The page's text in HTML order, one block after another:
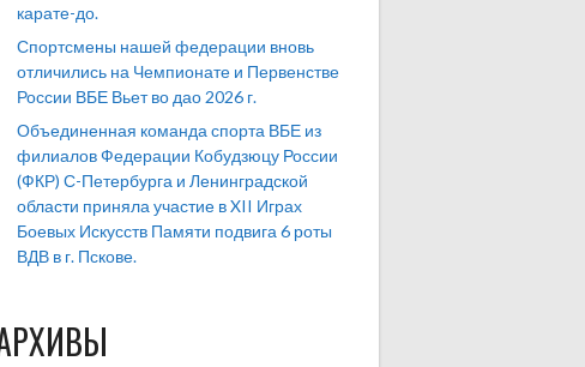
карате-до.
Спортсмены нашей федерации вновь
отличились на Чемпионате и Первенстве
России ВБЕ Вьет во дао 2026 г.
Объединенная команда спорта ВБЕ из
филиалов Федерации Кобудзюцу России
(ФКР) С-Петербурга и Ленинградской
области приняла участие в XII Играх
Боевых Искусств Памяти подвига 6 роты
ВДВ в г. Пскове.